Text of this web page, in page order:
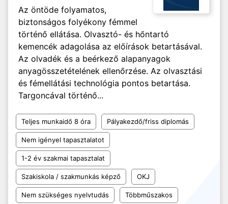
Az öntöde folyamatos,
biztonságos folyékony fémmel
történő ellátása. Olvasztó- és hőntartó
kemencék adagolása az előírások betartásával.
Az olvadék és a beérkező alapanyagok
anyagösszetételének ellenőrzése. Az olvasztási
és fémellátási technológia pontos betartása.
Targoncával történő...
Teljes munkaidő 8 óra Pályakezdő/friss diplomás
Nem igényel tapasztalatot
1-2 év szakmai tapasztalat
Szakiskola / szakmunkás képző OKJ
Nem szükséges nyelvtudás Többműszakos